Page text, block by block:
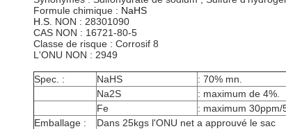
Formule chimique : NaHS
H.S. NON : 28301090
CAS NON : 16721-80-5
Classe de risque : Corrosif 8
L'ONU NON : 2949
Spec. : NaHS
: 70% mn.
Na2S
: maximum de 4%.
Fe
: maximum 30ppm/
Emballage :
Dans 25kgs l'ONU net a approuvé le sac